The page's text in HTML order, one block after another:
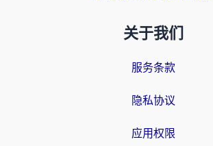
关于我们
服务条款
隐私协议
应用权限